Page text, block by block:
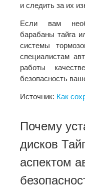
и следить за их
Если вам
барабаны тайга
системы
специалистам
работы
безопасность
Источник: Как
Почему
дисков
аспектом